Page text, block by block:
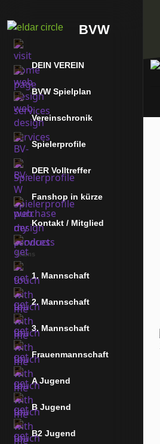
BVW
DEIN VEREIN
BVW Spielplan
Vereinschronik
Spielerprofile
DER Volltreffer
Fanshop in kürze
Kontakt / Mitglied
Teams
1. Mannschaft
2. Mannschaft
3. Mannschaft
Frauenmannschaft
A Jugend
B Jugend
B2 Jugend